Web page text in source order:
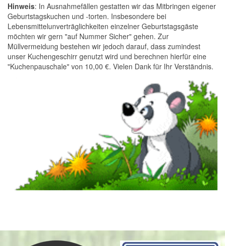
Hinweis: In Ausnahmefällen gestatten wir das Mitbringen eigener
Geburtstagskuchen und -torten. Insbesondere bei
Lebensmittelunverträglichkeiten einzelner Geburtstagsgäste
möchten wir gern "auf Nummer Sicher" gehen. Zur
Müllvermeidung bestehen wir jedoch darauf, dass zumindest
unser Kuchengeschirr genutzt wird und berechnen hierfür eine
"Kuchenpauschale" von 10,00 €. Vielen Dank für Ihr Verständnis.